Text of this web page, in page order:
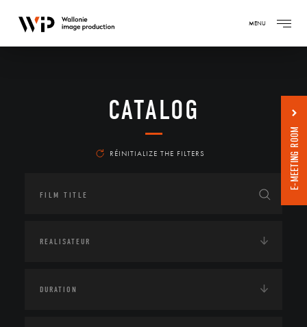
MENU
CATALOG
RÉINITIALIZE THE FILTERS E-MEETING ROOM